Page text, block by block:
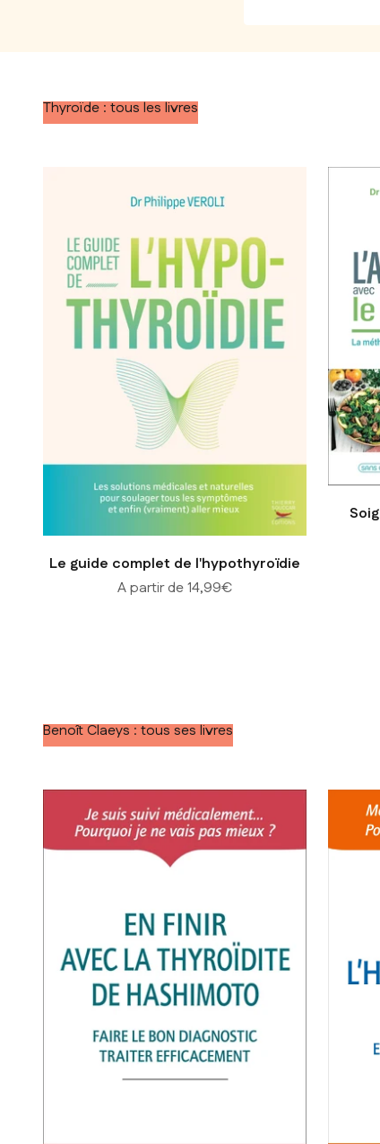
Thyroïde : tous les livres
Le guide complet de l'hypothyroïdie
Prix de vente
A partir de 14,99€
Benoît Claeys : tous ses livres